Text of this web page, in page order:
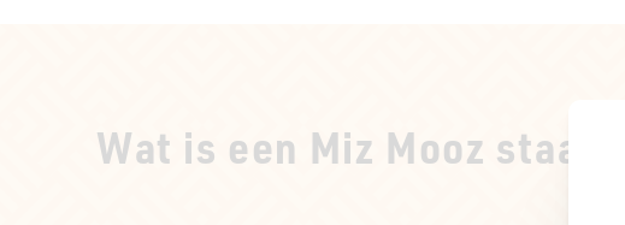
Wat is een Miz Mooz staal